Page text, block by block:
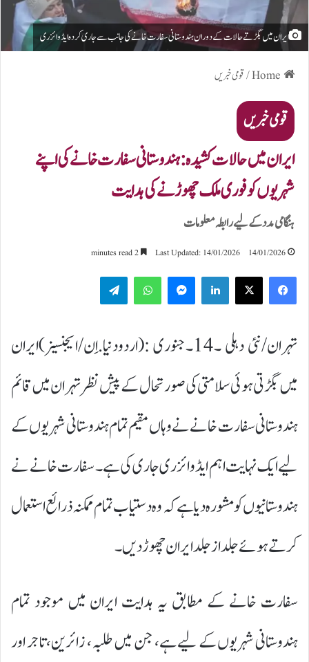
ایران میں بگڑتے حالات کے دوران ہندوستانی سفارت خانے کی جانب سے جاری کردہ ایڈوائزری
/قومی خبریں
قومی خبریں
ایران میں حالات کشیدہ: ہندوستانی سفارت خانے کی اپنے
شہریوں کو فوری ملک چھوڑنے کی ہدایت
ہنگامی مدد کے لیے رابطہ معلومات
14/01/2026
Last Updated: 14/01/2026
LinkedIn
WhatsApp
تہران/نئی دہلی ۔14۔جنوری :(اردودنیا.اِن/ایجنسیز)ایران
میں بگڑتی ہوئی سلامتی کی صورتحال کے پیش نظر تہران میں قائم
ہندوستانی سفارت خانے نے وہاں مقیم تمام ہندوستانی شہریوں کے
لیے ایک نہایت اہم ایڈوائزری جاری کی ہے۔ سفارت خانے نے
ہندوستانیوں کو مشورہ دیا ہے کہ وہ دستیاب تمام ممکنہ ذرائع استعمال
کرتے ہوئے جلد از جلد ایران چھوڑ دیں۔
سفارت خانے کے مطابق یہ ہدایت ایران میں موجود تمام
ہندوستانی شہریوں کے لیے ہے، جن میں طلبہ، زائرین، تاجر اور